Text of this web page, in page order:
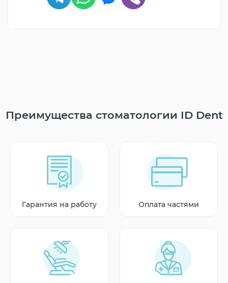
Преимущества стоматологии ID Dent
Гарантия на работу Оплата частями